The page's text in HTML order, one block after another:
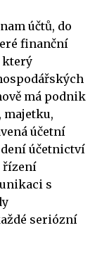
účtů, do
finanční
který
má podnik
majetku,
účetní
účetnictví
řízení
s
seriózní